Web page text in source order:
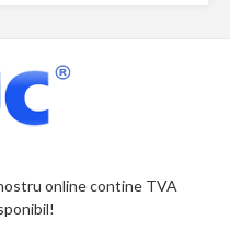
online contine TVA